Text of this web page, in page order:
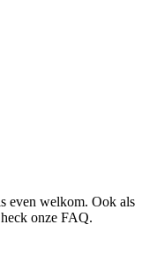
even welkom. Ook als
onze FAQ.